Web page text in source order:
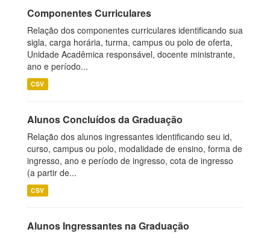
Componentes Curriculares
Relação dos componentes curriculares identificando sua
sigla, carga horária, turma, campus ou polo de oferta,
Unidade Acadêmica responsável, docente ministrante,
ano e período...
CSV
Alunos Concluídos da Graduação
Relação dos alunos ingressantes identificando seu id,
curso, campus ou polo, modalidade de ensino, forma de
ingresso, ano e período de ingresso, cota de ingresso
(a partir de...
CSV
Alunos Ingressantes na Graduação